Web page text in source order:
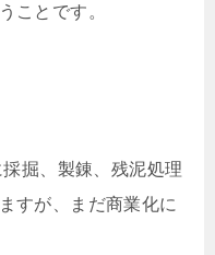
ことです。
掘、製錬、残泥処理
すが、まだ商業化に